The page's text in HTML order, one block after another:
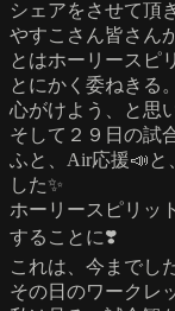
シェアをさせて頂
やすこさん皆さん
とはホーリースピ
とにかく委ねきる
心がけよう、と思
そして２９日の試
ふと、Air応援📣と
した✨
ホーリースピリッ
することに❣️
これは、今までし
その日のワークレ